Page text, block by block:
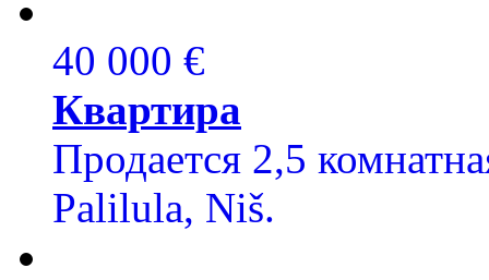
40 000 €
Квартира
Продается 2,5
Palilula, Niš.